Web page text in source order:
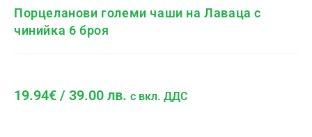
Порцеланови големи чаши на Лаваца с
чинийка 6 броя
19.94€ / 39.00 лв. с вкл. ДДС